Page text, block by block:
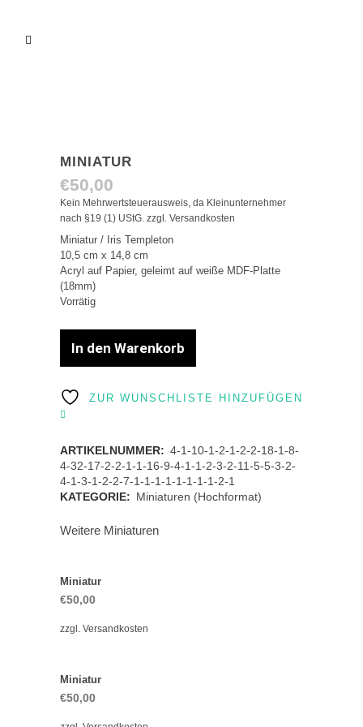
MINIATUR
€50,00
Kein Mehrwertsteuerausweis, da Kleinunternehmer
nach §19 (1) UStG. zzgl. Versandkosten
Miniatur / Iris Templeton
10,5 cm x 14,8 cm
Acryl auf Papier, geleimt auf weiße MDF-Platte
(18mm)
Vorrätig
Miniatur
In den Warenkorb
ZUR WUNSCHLISTE HINZUFÜGEN
ARTIKELNUMMER: 4-1-10-1-2-1-2-2-18-1-8-
4-32-17-2-2-1-1-16-9-4-1-1-2-3-2-11-5-5-3-2-
4-1-3-1-2-2-7-1-1-1-1-1-1-1-1-2-1
KATEGORIE: Miniaturen (Hochformat)
Weitere Miniaturen
Miniatur
€50,00
zzgl. Versandkosten
Miniatur
€50,00